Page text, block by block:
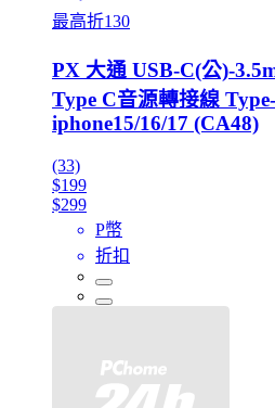
最高折130
PX 大通 USB-C(公)-
Type C音源轉接線
iphone15/16/17 (CA48)
(33)
$199
$299
P幣
折扣